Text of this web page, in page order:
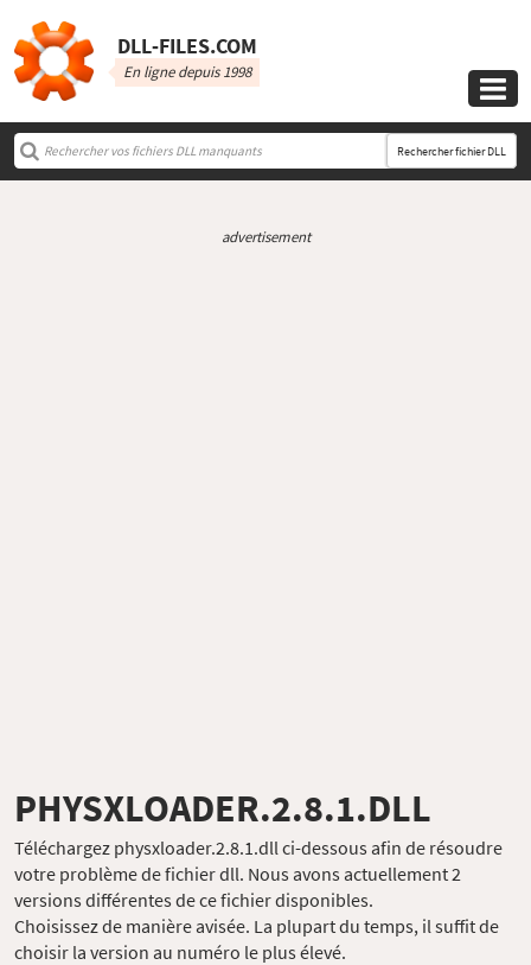
DLL‑FILES.COM
En ligne depuis 1998

Rechercher fichier DLL
advertisement
PHYSXLOADER.2.8.1.DLL
Téléchargez physxloader.2.8.1.dll ci-dessous afin de résoudre
votre problème de fichier dll. Nous avons actuellement 2
versions différentes de ce fichier disponibles.
Choisissez de manière avisée. La plupart du temps, il suffit de
choisir la version au numéro le plus élevé.